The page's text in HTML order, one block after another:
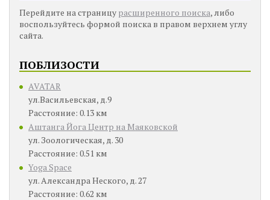
Перейдите на страницу расширенного поиска, либо
воспользуйтесь формой поиска в правом верхнем углу
сайта.
ПОБЛИЗОСТИ
AVATAR
ул.Васильевская, д.9
Расстояние: 0.13 км
Аштанга Йога Центр на Маяковской
ул. Зоологическая, д. 30
Расстояние: 0.51 км
Yoga Space
ул. Александра Неского, д. 27
Расстояние: 0.62 км